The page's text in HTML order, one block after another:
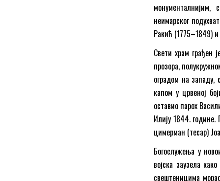
неимарског
Ракић (1775–1849)
Свети храм грађен
прозора,
оградом на западу,
капом у црвеној
оставио парох
Илију 1844.
цимерман (тесар)
Богослужења у
војска заузела
свештеницима